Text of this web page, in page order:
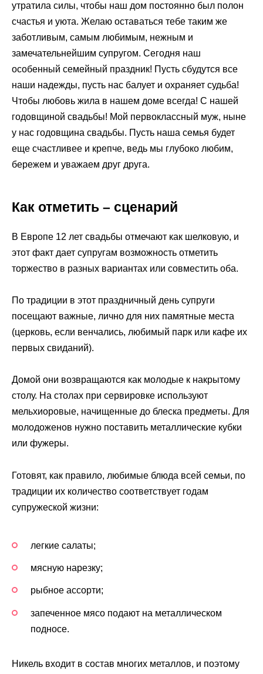
утратила силы, чтобы наш дом постоянно был полон
счастья и уюта. Желаю оставаться тебе таким же
заботливым, самым любимым, нежным и
замечательнейшим супругом. Сегодня наш
особенный семейный праздник! Пусть сбудутся все
наши надежды, пусть нас балует и охраняет судьба!
Чтобы любовь жила в нашем доме всегда! С нашей
годовщиной свадьбы! Мой первоклассный муж, ныне
у нас годовщина свадьбы. Пусть наша семья будет
еще счастливее и крепче, ведь мы глубоко любим,
бережем и уважаем друг друга.
Как отметить – сценарий
В Европе 12 лет свадьбы отмечают как шелковую, и
этот факт дает супругам возможность отметить
торжество в разных вариантах или совместить оба.
По традиции в этот праздничный день супруги
посещают важные, лично для них памятные места
(церковь, если венчались, любимый парк или кафе их
первых свиданий).
Домой они возвращаются как молодые к накрытому
столу. На столах при сервировке используют
мельхиоровые, начищенные до блеска предметы. Для
молодоженов нужно поставить металлические кубки
или фужеры.
Готовят, как правило, любимые блюда всей семьи, по
традиции их количество соответствует годам
супружеской жизни:
легкие салаты;
мясную нарезку;
рыбное ассорти;
запеченное мясо подают на металлическом
подносе.
Никель входит в состав многих металлов, и поэтому